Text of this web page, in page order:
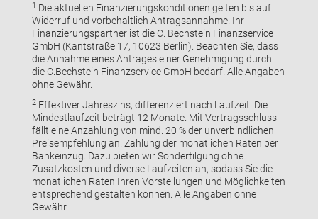
1 Die aktuellen Finanzierungskonditionen gelten bis auf
Widerruf und vorbehaltlich Antragsannahme. Ihr
Finanzierungspartner ist die C. Bechstein Finanzservice
GmbH (Kantstraße 17, 10623 Berlin). Beachten Sie, dass
die Annahme eines Antrages einer Genehmigung durch
die C.Bechstein Finanzservice GmbH bedarf. Alle Angaben
ohne Gewähr.
2Effektiver Jahreszins, differenziert nach Laufzeit. Die
Mindestlaufzeit beträgt 12 Monate. Mit Vertragsschluss
fällt eine Anzahlung von mind. 20 % der unverbindlichen
Preisempfehlung an. Zahlung der monatlichen Raten per
Bankeinzug. Dazu bieten wir Sondertilgung ohne
Zusatzkosten und diverse Laufzeiten an, sodass Sie die
monatlichen Raten Ihren Vorstellungen und Möglichkeiten
entsprechend gestalten können. Alle Angaben ohne
Gewähr.